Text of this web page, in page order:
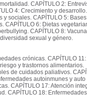
CAPÍTULO 2:
4: Crecimiento y desarrollo.
sociales. CAPÍTULO 5:
CAPÍTULO 6: Dietas
CAPÍTULO 8:
sexual y género.
crónicas. CAPÍTULO 11:
y trastornos alimentarios.
de cuidados paliativos.
autoinmunes y auto
CAPÍTULO 17: Atención
CAPÍTULO 18: Enfermedades